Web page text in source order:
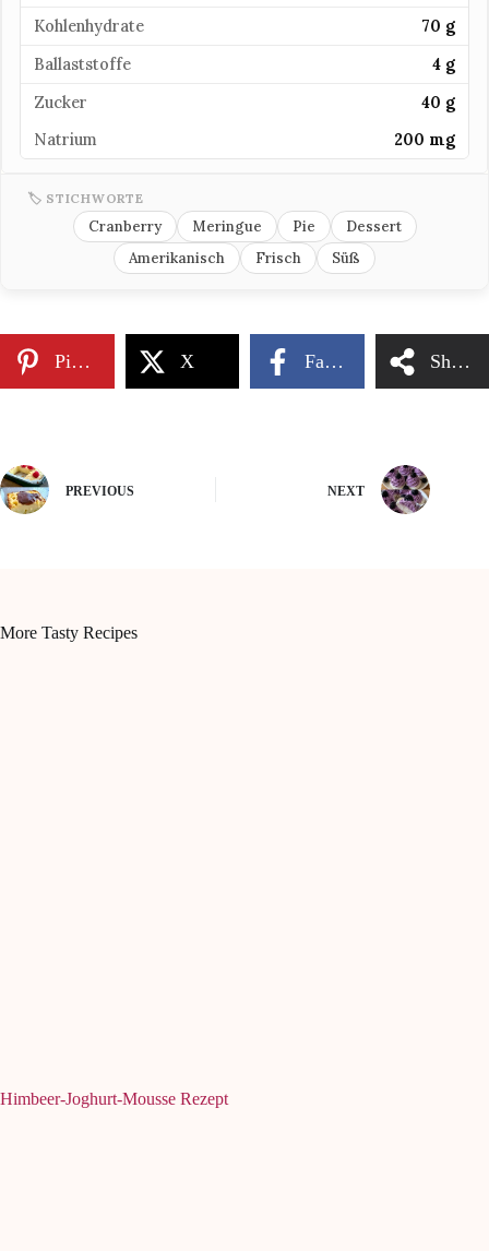
Kohlenhydrate
70 g
Ballaststoffe
4 g
Zucker
40 g
Natrium
200 mg
🏷 STICHWORTE
Cranberry Meringue Pie
Dessert
Amerikanisch
Frisch Süß
Pinterest X Facebook Share
PREVIOUS NEXT
More Tasty Recipes
Himbeer-Joghurt-Mousse Rezept